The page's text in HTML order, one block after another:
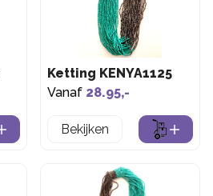
Ketting KENYA1125
Vanaf 28.95,-
Bekijken